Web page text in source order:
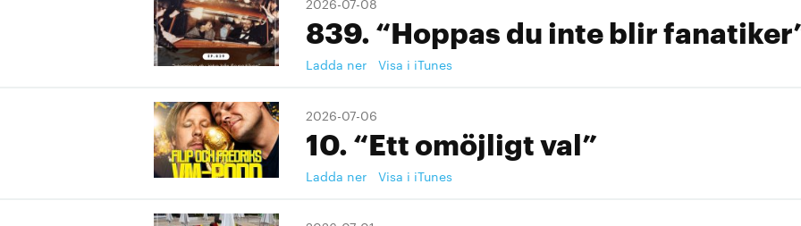
2026-07-08
839. “Hoppas du inte blir
Ladda ner Visa i iTunes
2026-07-06
10. “Ett omöjligt val”
Ladda ner Visa i iTunes